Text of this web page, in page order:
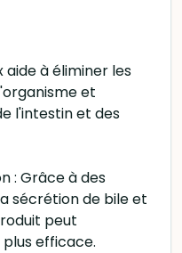
aide à éliminer les
et
l'intestin et des
: Grâce à des
sécrétion de bile et
peut
efficace.